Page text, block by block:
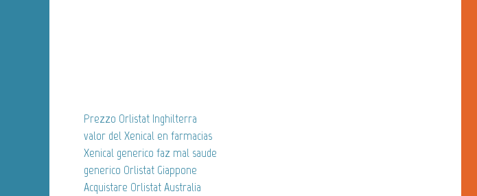
Prezzo Orlistat Inghilterra
valor del Xenical en farmacias
Xenical generico faz mal saude
generico Orlistat Giappone
Acquistare Orlistat Australia